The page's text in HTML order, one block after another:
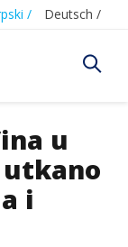
/ Deutsch /
u
i